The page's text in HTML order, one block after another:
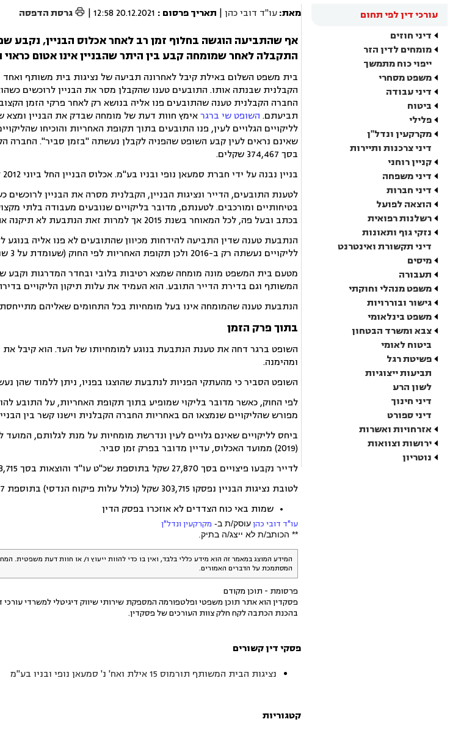
עורכי דין לפי תחום
דיני חוזים
מומחים לדין הזר
ייפוי כוח מתמשך
משפט מסחרי
דיני עבודה
ביטוח
פלילי
מקרקעין ונדל"ן
דיני צרכנות ותיירות
קניין רוחני
דיני משפחה
דיני חברות
הוצאה לפועל
רשלנות רפואית
נזקי גוף ותאונות
דיני תקשורת ואינטרנט
מיסים
תעבורה
משפט מנהלי וחוקתי
גישור ובוררויות
משפט בינלאומי
צבא ומשרד הבטחון
ביטוח לאומי
פשיטת רגל
תביעות ייצוגיות
לשון הרע
דיני חינוך
דיני ספורט
אזרחויות ואשרות
ירושות וצוואות
נוטריון
מאת:עו"ד דובי כהן | תאריך פרסום :
20.12.2021 12:58
|
 גרסת הדפסה
אף שהתביעה הוגשה בחלוף זמן רב לאחר אכלוס הבניין, נקבע
התקבלה לאחר שמומחה קבע בין היתר שהבניין אינו אטום כראוי
בית משפט השלום באילת קיבל לאחרונה תביעה של נציגות בית משותף ואחד
הקבלנית שבנתה אותו. התובעים טענו שהקבלן מסר את הבניין לרוכשים
החברה הקבלנית טענה שהתובעים פנו אליה בנושא רק לאחר פרקי הזמן
תביעתם. השופט שי ברגראימץ חוות דעת של מומחה שבדק את הבניין ומצא
לליקויים הגלויים לעין, פנו התובעים בתוך תקופת האחריות והוכיחו
שאינם נראים לעין קבע השופט שהפניה לקבלן נעשתה "בזמן סביר". החברה
בסך 374,467 שקלים.
בניין נבנה על ידי חברת סמעאן נופי ובניו בע"מ. אכלוס הבניין החל ביוני 2012 לאחר שהתקבל היתר. דירתו של הדייר התובע אוכלסה באוגוסט אותה השנה.
לטענת התובעים, הדייר ונציגות הבניין, הקבלנית מסרה את הבניין
בטיחותיים ומורכבים. לטענתם, מדובר בליקויים שנובעים מעבודה בלתי
בכתב ובעל פה, לכל המאוחר בשנת 2015 אך למרות זאת הנתבעת לא תיקנה את הליקויים.
הנתבעת טענה שדין התביעה להידחות מכיוון שהתובעים לא פנו אליה בנוגע
לליקויים נעשתה רק ב-2016 ולכן תקופת האחריות לפי החוק (שעומדת על 3 שנים) חלפה.
מטעם בית המשפט מונה מומחה שמצא רטיבות בלובי ובחדר המדרגות וקבע
המשותף וגם בדירת הדייר התובע. הוא העמיד את עלות תיקון הליקויים בדירת התובע בסך 27,870 שקל וברכוש
הנתבעת טענה שהמומחה אינו בעל מומחיות בכל התחומים שאליהם מתייחסת
בתוך פרק הזמן
השופט ברגר דחה את טענת הנתבעת בנוגע למומחיותו של העד. הוא קיבל את
ומהימנה.
השופט הסביר כי מהעתקי הפניות לנתבעת שהוצגו בפניו, ניתן ללמוד שהן נעשו בשנת 2015, כלומר בטרם חלפה תקופת האחריות של 3 שנים
לפי החוק, כאשר מדובר בליקוי שמופיע בתוך תקופת האחריות, על התובע
מפורש שהליקויים שנמצאו הם באחריות החברה הקבלנית וישנו קשר בין
ביחס לליקויים שאינם גלויים לעין ונדרשת מומחיות על מנת לגלותם,
(2019) ממועד האכלוס, עדיין מדובר בפרק זמן סביר.
לדייר נקבעו פיצויים בסך 27,870 שקל בתוספת שכ"ט עו"ד והוצאות בסך 8,715 שקל.
לטובת נציגות הבניין נפסקו 303,715 שקל (כולל עלות פיקוח הנדסי) בתוספת 34,167 שקל שכ"ט עו"ד והוצאות.
שמות באי כוח הצדדים לא אוזכרו בפסק הדין
עו"ד דובי כהןעוסק/ת ב- מקרקעין ונדל"ן
** הכותב/ת לא ייצג/ה בתיק.
המידע המוצג במאמר זה הוא מידע כללי בלבד, ואין בו כדי להוות ייעוץ ו/ או חוות דעת משפטית.
המסתמכת על הדברים האמורים.
פרסומת - תוכן מקודם
פסקדין הוא אתר תוכן משפטי ופלטפורמה המספקת שירותי שיווק דיגיטלי למשרדי עורכי
בהכנת הכתבה לקח חלק צוות העורכים של פסקדין.
פסקי דין קשורים
נציגות הבית המשותף תורמוס 15 אילת ואח' נ' סמעאן נופי ובניו בע"מ
קטגוריות